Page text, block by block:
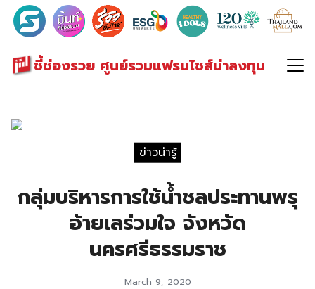
ชี้ช่องรวย ศูนย์รวมแฟรนไชส์น่าลงทุน
Search
for:
ข่าวน่ารู้
กลุ่มบริหารการใช้น้ำชลประทานพรุ
อ้ายเลร่วมใจ จังหวัด
นครศรีธรรมราช
March 9, 2020